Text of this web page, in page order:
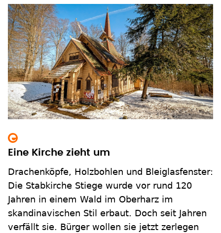
Eine Kirche zieht um
Drachenköpfe, Holzbohlen und Bleiglasfenster:
Die Stabkirche Stiege wurde vor rund 120
Jahren in einem Wald im Oberharz im
skandinavischen Stil erbaut. Doch seit Jahren
verfällt sie. Bürger wollen sie jetzt zerlegen